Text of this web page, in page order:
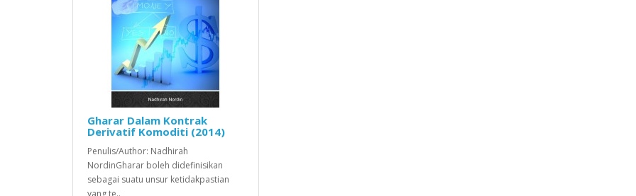
Gharar Dalam Kontrak
Derivatif Komoditi (2014)
Penulis/Author: Nadhirah
NordinGharar boleh didefinisikan
sebagai suatu unsur ketidakpastian
yang te..